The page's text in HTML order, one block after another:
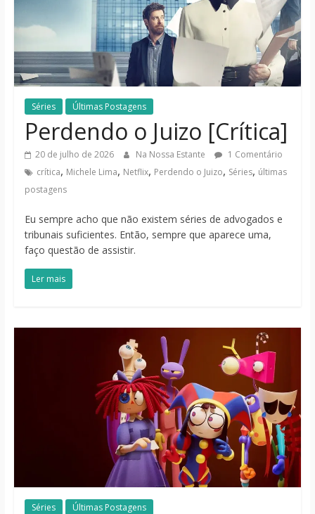
Séries Últimas Postagens
Perdendo o Juizo [Crítica]
20 de julho de 2026 Na Nossa Estante
1 Comentário
crítica, Michele Lima, Netflix, Perdendo o Juizo, Séries, últimas
postagens
Eu sempre acho que não existem séries de advogados e
tribunais suficientes. Então, sempre que aparece uma,
faço questão de assistir.
Ler mais
Séries Últimas Postagens